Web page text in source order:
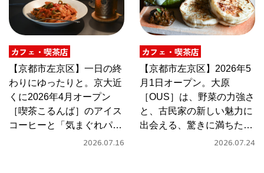
カフェ・喫茶店
【京都市左京区】一日の終
わりにゆったりと。京大近
くに2026年4月オープン
［喫茶こるんば］のアイス
コーヒーと「気まぐれパス
2026.07.16
カフェ・喫茶店
【京都市左京区】2026年5
月1日オープン。大原
［OUS］は、野菜の力強さ
と、古民家の新しい魅力に
出会える、驚きに満ちたカ
2026.07.24